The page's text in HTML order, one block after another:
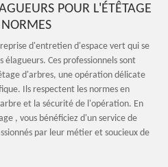
POUR L'ÉTÊTAGE
d'entretien d'espace vert qui se
Ces professionnels sont
d'arbres, une opération délicate
Ils respectent les normes en
et la sécurité de l'opération. En
, vous bénéficiez d'un service de
par leur métier et soucieux de